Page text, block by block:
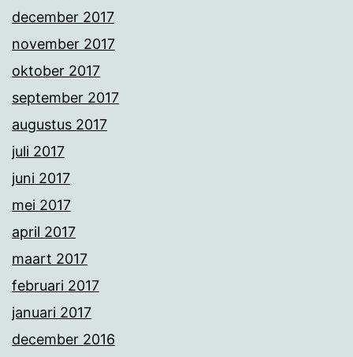
december 2017
november 2017
oktober 2017
september 2017
augustus 2017
juli 2017
juni 2017
mei 2017
april 2017
maart 2017
februari 2017
januari 2017
december 2016